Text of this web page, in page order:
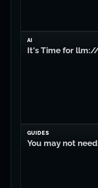
AI
It's Time for
GUIDES
You may not